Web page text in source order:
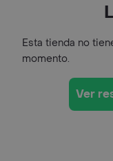
Esta tienda no
momento.
Ver